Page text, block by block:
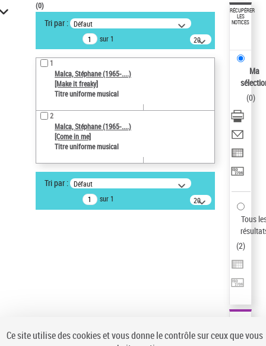
VOTRE RECHERCHE
Recherche avancée dans les
notices d’autorité
Œuvres liées à l'auteur :
Malca, Stéphane (1965-....)
Type de notice d'autorité
ne s'applique pas
Sauvegarder votre recherche
AFFINER
Type de notice d'autorité
Œuvre(2)
(0)
Tri par : Défaut
sur 1
20
résultats/page
1
Malca, Stéphane (1965-....)
[Make it freaky]
Titre uniforme musical
2
Malca, Stéphane (1965-....)
[Come in me]
Titre uniforme musical
Tri par : Défaut
sur 1
20
résultats/page
RÉCUPÉRER
LES
NOTICES
Ma
(0)
Tous
(2)
Ce site utilise des cookies et vous donne le contrôle sur ceux que vous